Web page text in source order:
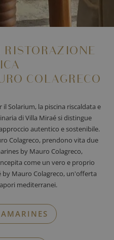
RISTORAZIONE
COLAGRECO
Solarium, la piscina riscaldata e
di Villa Miraé si distingue
autentico e sostenibile.
Colagreco, prendono vita due
by Mauro Colagreco,
come un vero e proprio
Mauro Colagreco, un'offerta
mediterranei.